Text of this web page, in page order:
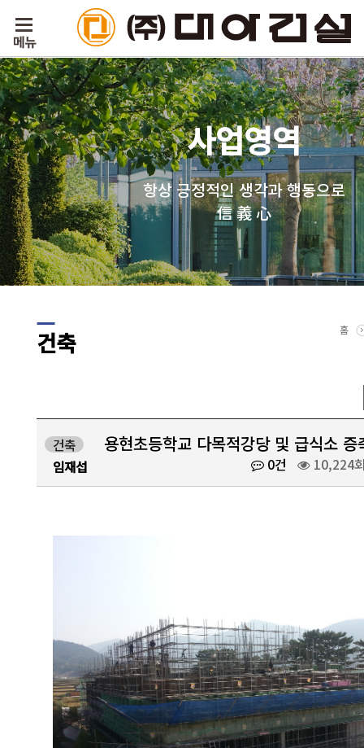
사업영역
항상 긍정적인 생각과 행동으로
信 義 心
건축 홈
건축 용현초등학교 다목적강당 및 급식소 증
임재섭 0건 10,224